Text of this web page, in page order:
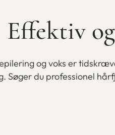
Effektiv
og voks er
Søger du professionel